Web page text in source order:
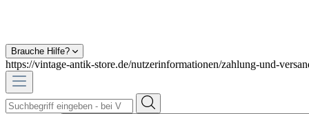
Brauche Hilfe?
https://vintage-antik-store.de/nutzerinformationen/zahlung-und-